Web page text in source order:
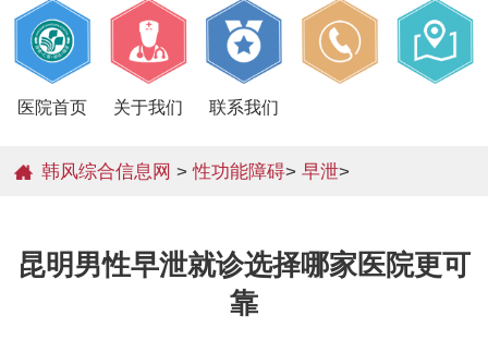
医院首页 关于我们 联系我们
韩风综合信息网 >性功能障碍>早泄>
昆明男性早泄就诊选择哪家医院更可
靠